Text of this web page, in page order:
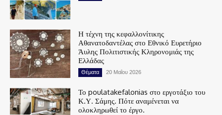
Η τέχνη της κεφαλλονίτικης
Αθανατοδαντέλας στο Εθνικό Ευρετήριο
Άυλης Πολιτιστικής Κληρονομιάς της
Ελλάδας
Θέματα 20 Μαΐου 2026
Το poulatakefalonias στο εργοτάξιο του
Κ.Υ. Σάμης. Πότε αναμένεται να
ολοκληρωθεί το έργο.